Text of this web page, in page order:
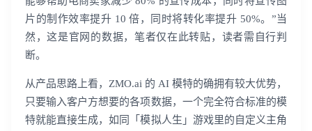
片的制作效率提升 10 倍，同时将转化率提升 50%。”当
然，这是官网的数据，笔者仅在此转贴，读者需自行判
断。
从产品思路上看，ZMO.ai 的 AI 模特的确拥有较大优势，
只要输入客户方想要的各项数据，一个完全符合标准的模
特就能直接生成，如同「模拟人生」游戏里的自定义主角